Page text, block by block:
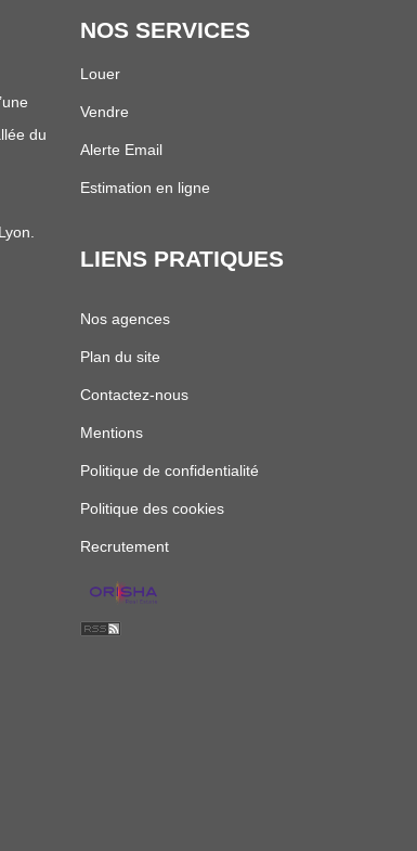
du
NOS SERVICES
Louer
Vendre
Alerte Email
Estimation en ligne
LIENS PRATIQUES
Nos agences
Plan du site
Contactez-nous
Mentions
Politique de confidentialité
Politique des cookies
Recrutement